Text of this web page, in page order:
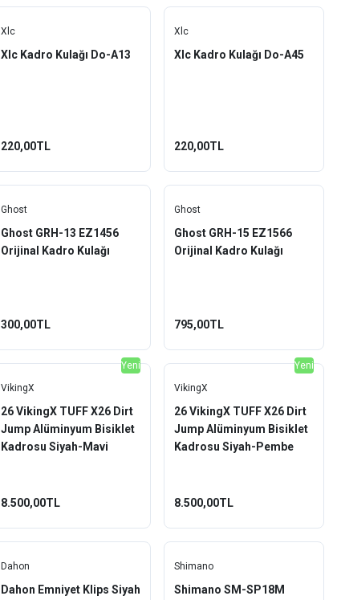
Xlc
Xlc Kadro Kulağı Do-A13
220,00TL
Xlc
Xlc Kadro Kulağı Do-A45
220,00TL
Ghost
Ghost GRH-13 EZ1456
Orijinal Kadro Kulağı
300,00TL
Ghost
Ghost GRH-15 EZ1566
Orijinal Kadro Kulağı
795,00TL
Yeni
VikingX
26 VikingX TUFF X26 Dirt
Jump Alüminyum Bisiklet
Kadrosu Siyah-Mavi
8.500,00TL
Yeni
VikingX
26 VikingX TUFF X26 Dirt
Jump Alüminyum Bisiklet
Kadrosu Siyah-Pembe
8.500,00TL
Dahon
Dahon Emniyet Klips Siyah
Shimano
Shimano SM-SP18M